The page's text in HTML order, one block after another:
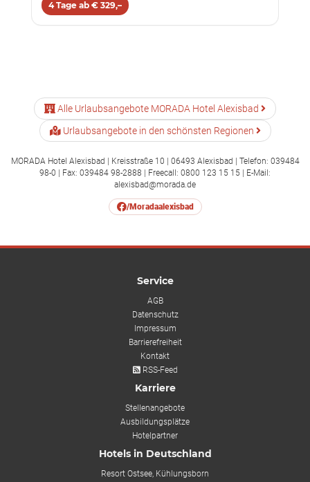
4 Tage ab € 329,–
Alle Urlaubsangebote MORADA Hotel Alexisbad
Urlaubsangebote in den schönsten Regionen
MORADA Hotel Alexisbad | Kreisstraße 10 | 06493 Alexisbad | Telefon: 039484
98-0 | Fax: 039484 98-2888 | Freecall: 0800 123 15 15 | E-Mail:
alexisbad@morada.de
/Moradaalexisbad
Service
AGB
Datenschutz
Impressum
Barrierefreiheit
Kontakt
RSS-Feed
Karriere
Stellenangebote
Ausbildungsplätze
Hotelpartner
Hotels in Deutschland
Resort Ostsee, Kühlungsborn